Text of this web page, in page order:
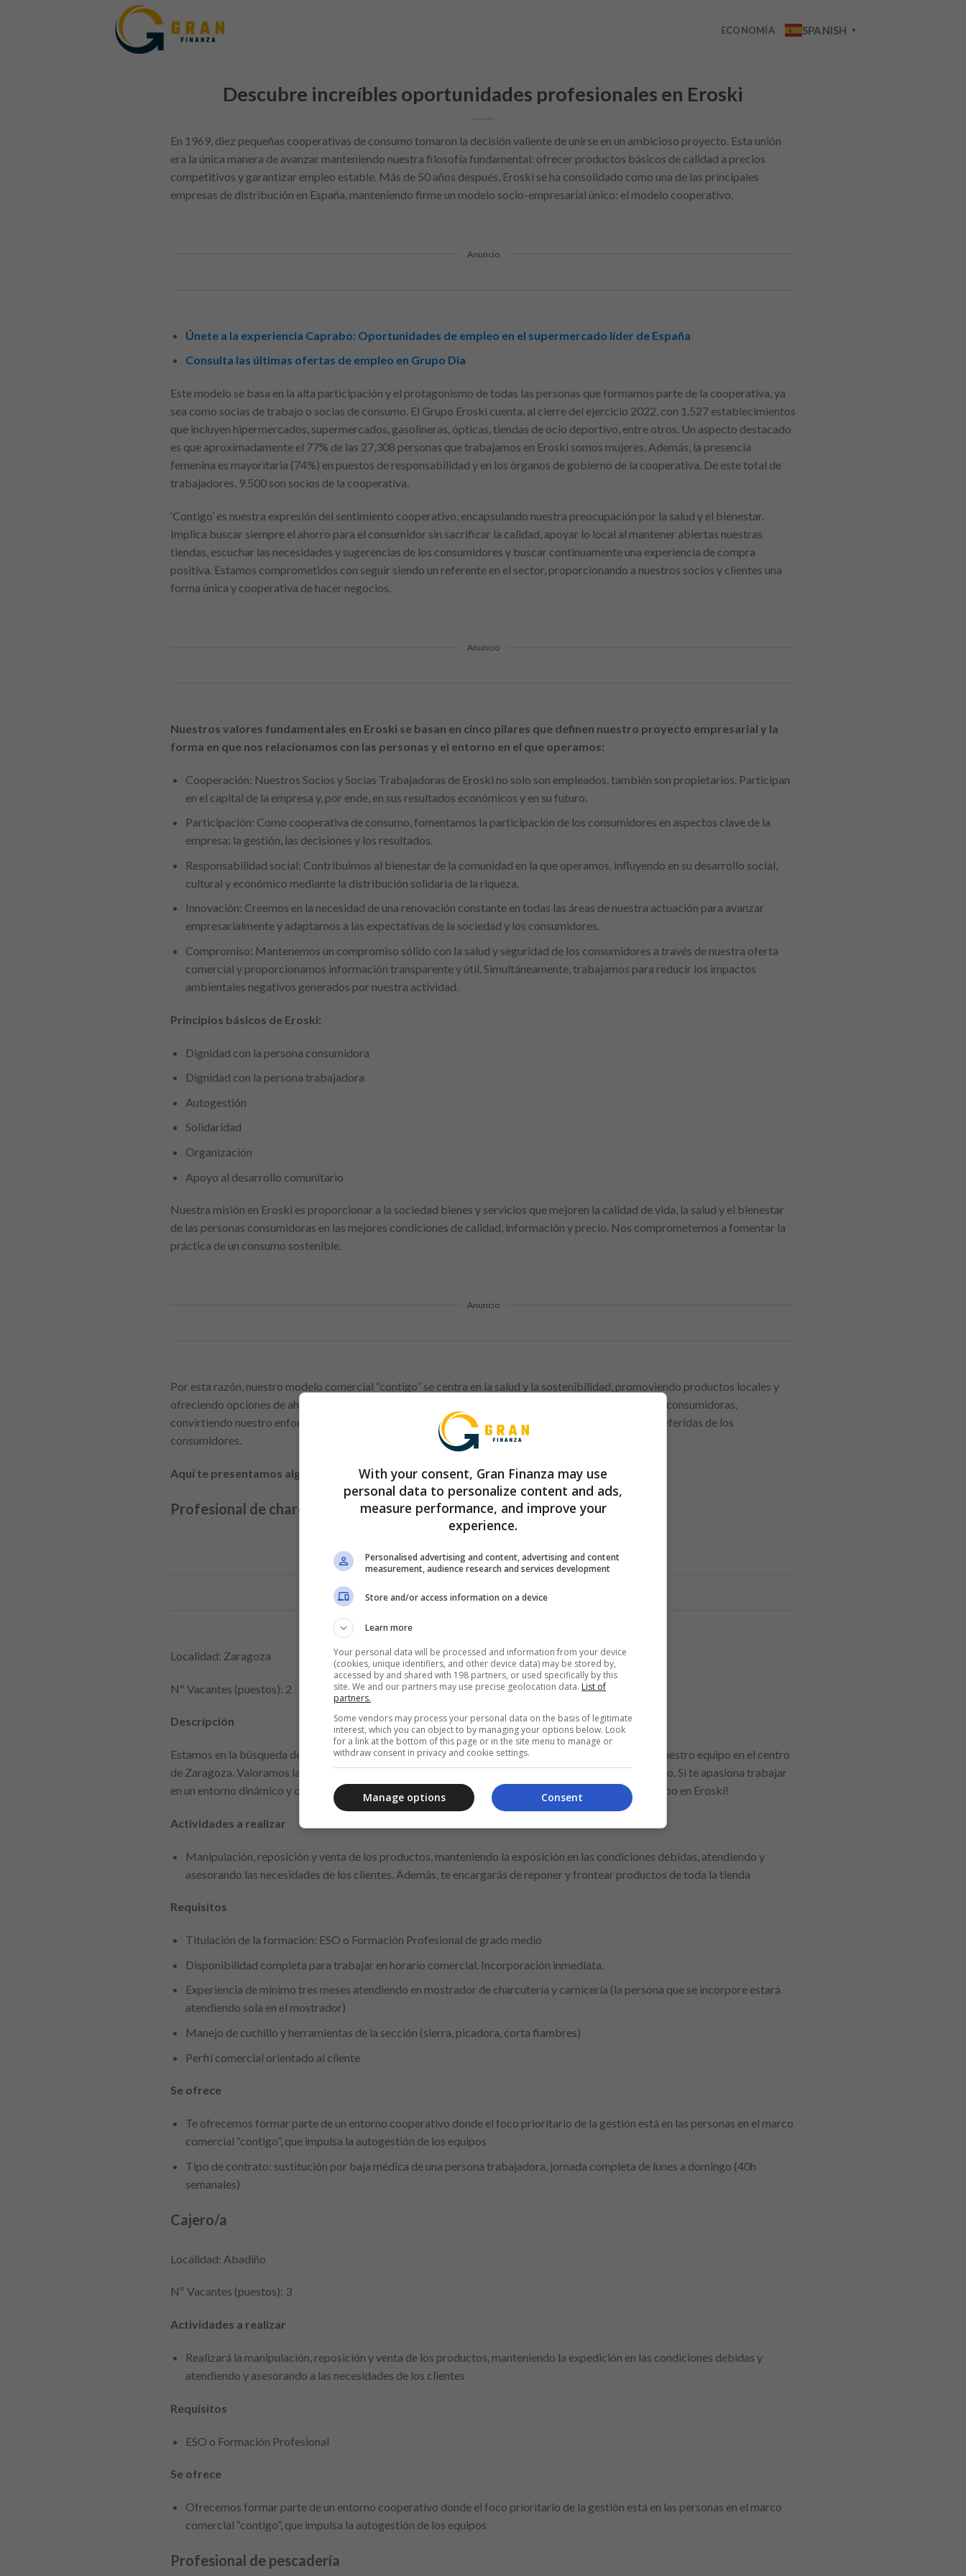
ECONOMÍA SPANISH ▼
Descubre increíbles oportunidades profesionales en Eroski
En 1969, diez pequeñas cooperativas de consumo tomaron la decisión valiente de unirse en un ambicioso proyecto. Esta unión
era la única manera de avanzar manteniendo nuestra filosofía fundamental: ofrecer productos básicos de calidad a precios
competitivos y garantizar empleo estable. Más de 50 años después, Eroski se ha consolidado como una de las principales
empresas de distribución en España, manteniendo firme un modelo socio-empresarial único: el modelo cooperativo.
Anuncio
Únete a la experiencia Caprabo: Oportunidades de empleo en el supermercado líder de España
Consulta las últimas ofertas de empleo en Grupo Dia
Este modelo se basa en la alta participación y el protagonismo de todas las personas que formamos parte de la cooperativa, ya
sea como socias de trabajo o socias de consumo. El Grupo Eroski cuenta, al cierre del ejercicio 2022, con 1.527 establecimientos
que incluyen hipermercados, supermercados, gasolineras, ópticas, tiendas de ocio deportivo, entre otros. Un aspecto destacado
es que aproximadamente el 77% de las 27,308 personas que trabajamos en Eroski somos mujeres. Además, la presencia
femenina es mayoritaria (74%) en puestos de responsabilidad y en los órganos de gobierno de la cooperativa. De este total de
trabajadores, 9.500 son socios de la cooperativa.
‘Contigo’ es nuestra expresión del sentimiento cooperativo, encapsulando nuestra preocupación por la salud y el bienestar.
Implica buscar siempre el ahorro para el consumidor sin sacrificar la calidad, apoyar lo local al mantener abiertas nuestras
tiendas, escuchar las necesidades y sugerencias de los consumidores y buscar continuamente una experiencia de compra
positiva. Estamos comprometidos con seguir siendo un referente en el sector, proporcionando a nuestros socios y clientes una
forma única y cooperativa de hacer negocios.
Anuncio
Nuestros valores fundamentales en Eroski se basan en cinco pilares que definen nuestro proyecto empresarial y la
forma en que nos relacionamos con las personas y el entorno en el que operamos:
Cooperación: Nuestros Socios y Socias Trabajadoras de Eroski no solo son empleados, también son propietarios. Participan
en el capital de la empresa y, por ende, en sus resultados económicos y en su futuro.
Participación: Como cooperativa de consumo, fomentamos la participación de los consumidores en aspectos clave de la
empresa: la gestión, las decisiones y los resultados.
Responsabilidad social: Contribuimos al bienestar de la comunidad en la que operamos, influyendo en su desarrollo social,
cultural y económico mediante la distribución solidaria de la riqueza.
Innovación: Creemos en la necesidad de una renovación constante en todas las áreas de nuestra actuación para avanzar
empresarialmente y adaptarnos a las expectativas de la sociedad y los consumidores.
Compromiso: Mantenemos un compromiso sólido con la salud y seguridad de los consumidores a través de nuestra oferta
comercial y proporcionamos información transparente y útil. Simultáneamente, trabajamos para reducir los impactos
ambientales negativos generados por nuestra actividad.
Principios básicos de Eroski:
Dignidad con la persona consumidora
Dignidad con la persona trabajadora
Autogestión
Solidaridad
Organización
Apoyo al desarrollo comunitario
Nuestra misión en Eroski es proporcionar a la sociedad bienes y servicios que mejoren la calidad de vida, la salud y el bienestar
de las personas consumidoras en las mejores condiciones de calidad, información y precio. Nos comprometemos a fomentar la
práctica de un consumo sostenible.
Anuncio
Por esta razón, nuestro modelo comercial “contigo” se centra en la salud y la sostenibilidad, promoviendo productos locales y
ofreciendo opciones de ahorro. Nuestra visión nos impulsa a trabajar estrechamente con las personas consumidoras,
convirtiendo nuestro enfoque “contigo” en una realidad diferencial que hace de nuestras tiendas las preferidas de los
consumidores.
Aquí te presentamos algunos de los puestos de trabajo más comunes en Eroski
Profesional de charcutería y carniceira
Anuncio
Localidad: Zaragoza
Nº Vacantes (puestos): 2
Descripción
Estamos en la búsqueda de un apasionado por las secciones de charcutería y carnicería para unirse a nuestro equipo en el centro
de Zaragoza. Valoramos la atención al cliente, la motivación y el deseo de aprender y crecer en conjunto. Si te apasiona trabajar
en un entorno dinámico y ofrecer un servicio excepcional, ¡te invitamos a formar parte de nuestro equipo en Eroski!
Actividades a realizar
Manipulación, reposición y venta de los productos, manteniendo la exposición en las condiciones debidas, atendiendo y
asesorando las necesidades de los clientes. Además, te encargarás de reponer y frontear productos de toda la tienda
Requisitos
Titulación de la formación: ESO o Formación Profesional de grado medio
Disponibilidad completa para trabajar en horario comercial. Incorporación inmediata.
Experiencia de mínimo tres meses atendiendo en mostrador de charcutería y carnicería (la persona que se incorpore estará
atendiendo sola en el mostrador)
Manejo de cuchillo y herramientas de la sección (sierra, picadora, corta fiambres)
Perfil comercial orientado al cliente
Se ofrece
Te ofrecemos formar parte de un entorno cooperativo donde el foco prioritario de la gestión está en las personas en el marco
comercial “contigo”, que impulsa la autogestión de los equipos
Tipo de contrato: sustitución por baja médica de una persona trabajadora, jornada completa de lunes a domingo (40h
semanales)
Cajero/a
Localidad: Abadiño
Nº Vacantes (puestos): 3
Actividades a realizar
Realizará la manipulación, reposición y venta de los productos, manteniendo la expedición en las condiciones debidas y
atendiendo y asesorando a las necesidades de los clientes
Requisitos
ESO o Formación Profesional
Se ofrece
Ofrecemos formar parte de un entorno cooperativo donde el foco prioritario de la gestión está en las personas en el marco
comercial “contigo”, que impulsa la autogestión de los equipos
Profesional de pescadería
With your consent, Gran Finanza may use
personal data to personalize content and ads,
measure performance, and improve your
experience.
Personalised advertising and content, advertising and content
measurement, audience research and services development
Store and/or access information on a device
Learn more
Your personal data will be processed and information from your device
(cookies, unique identifiers, and other device data) may be stored by,
accessed by and shared with 198 partners, or used specifically by this
site. We and our partners may use precise geolocation data. List of
partners.
Some vendors may process your personal data on the basis of legitimate
interest, which you can object to by managing your options below. Look
for a link at the bottom of this page or in the site menu to manage or
withdraw consent in privacy and cookie settings.
Consent
Manage options